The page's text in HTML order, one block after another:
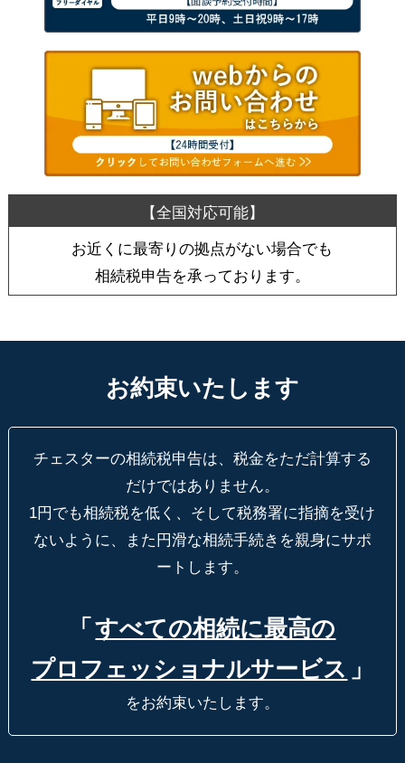
お近くに最寄りの拠点がない場合でも
相続税申告を承っております。
お約束いたします
チェスターの相続税申告は、税金をただ計算する
だけではありません。
1円でも相続税を低く、そして税務署に指摘を受け
ないように、
また円滑な相続手続きを親身にサポ
ートします。
「 すべての相続に最高の
プロフェッショナルサービス 」
をお約束いたします。